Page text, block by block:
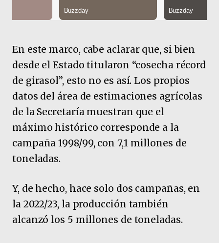
En este marco, cabe aclarar que, si bien
desde el Estado titularon “cosecha récord
de girasol”, esto no es así. Los propios
datos del área de estimaciones agrícolas
de la Secretaría muestran que el
máximo histórico corresponde a la
campaña 1998/99, con 7,1 millones de
toneladas.
Y, de hecho, hace solo dos campañas, en
la 2022/23, la producción también
alcanzó los 5 millones de toneladas.